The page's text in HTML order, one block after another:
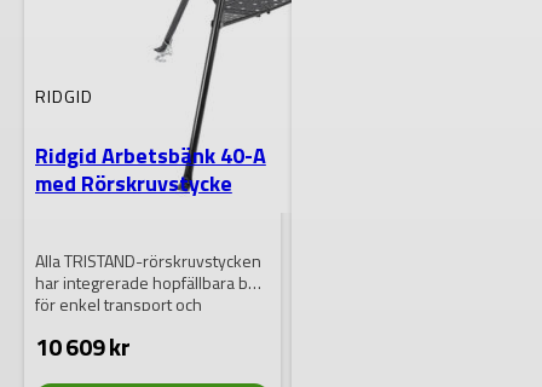
RIDGID
Ridgid Arbetsbänk 40-A
med Rörskruvstycke
Alla TRISTAND-rörskruvstycken
har integrerade hopfällbara ben
för enkel transport och
och…
10 609kr